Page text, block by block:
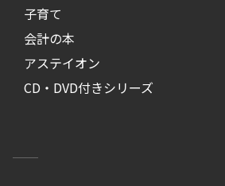
子育て
会計の本
アステイオン
CD・DVD付きシリーズ